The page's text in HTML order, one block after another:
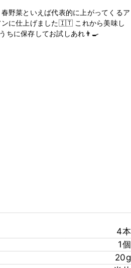
野菜といえば代表的に上がってくるア
ンに仕上げました🇮🇹 これから美味し
ちに保存してお試しあれ👨‍🍳
4本
1個
20g